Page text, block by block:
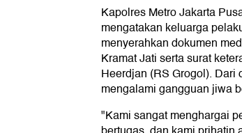
Kapolres Metro Jakarta
mengatakan keluarga
menyerahkan dokumen
Kramat Jati serta surat
Heerdjan (RS Grogol). Dari
mengalami gangguan jiwa
"Kami sangat menghargai